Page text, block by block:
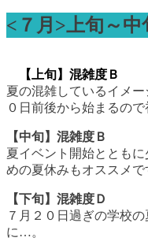
<７月>上旬～
【上旬】混雑度Ｂ
夏の混雑しているイメ
０日前後から始まるの
【中旬】混雑度Ｂ
夏イベント開始ととも
めの夏休みもオススメで
【下旬】混雑度Ｄ
７月２０日過ぎの学校
に…。